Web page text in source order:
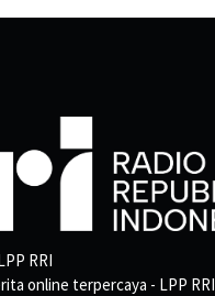
RRI
online terpercaya - LPP RRI